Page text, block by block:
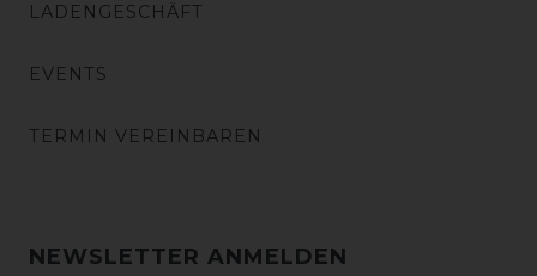
LADENGESCHÄFT
EVENTS
TERMIN VEREINBAREN
NEWSLETTER ANMELDEN